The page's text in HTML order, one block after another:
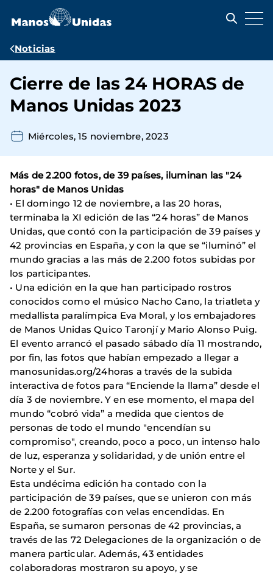
contenido
Ruta
navegación
Noticias
Cierre de las 24 HORAS de
Manos Unidas 2023
Miércoles, 15 noviembre, 2023
Más de 2.200 fotos, de 39 países, iluminan las "24
horas" de Manos Unidas
• El domingo 12 de noviembre, a las 20 horas,
terminaba la XI edición de las “24 horas” de Manos
Unidas, que contó con la participación de 39 países y
42 provincias en España, y con la que se “iluminó” el
mundo gracias a las más de 2.200 fotos subidas por
los participantes.
• Una edición en la que han participado rostros
conocidos como el músico Nacho Cano, la triatleta y
medallista paralímpica Eva Moral, y los embajadores
de Manos Unidas Quico Taronjí y Mario Alonso Puig.
El evento arrancó el pasado sábado día 11 mostrando,
por fin, las fotos que habían empezado a llegar a
manosunidas.org/24horas a través de la subida
interactiva de fotos para “Enciende la llama” desde el
día 3 de noviembre. Y en ese momento, el mapa del
mundo “cobró vida” a medida que cientos de
personas de todo el mundo "encendían su
compromiso", creando, poco a poco, un intenso halo
de luz, esperanza y solidaridad, y de unión entre el
Norte y el Sur.
Esta undécima edición ha contado con la
participación de 39 países, que se unieron con más
de 2.200 fotografías con velas encendidas. En
España, se sumaron personas de 42 provincias, a
través de las 72 Delegaciones de la organización o de
manera particular. Además, 43 entidades
colaboradoras mostraron su apoyo, y se